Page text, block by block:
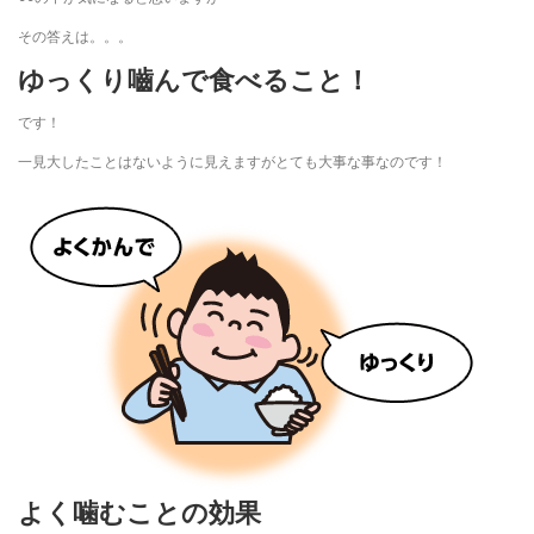
その答えは。。。
ゆっくり嚙んで食べること！
です！
一見大したことはないように見えますがとても大事な事なのです！
よく噛むことの効果